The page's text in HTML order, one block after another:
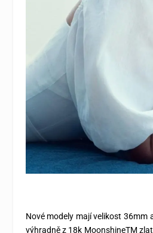
Nové modely mají velikost 36mm
výhradně z 18k MoonshineTM